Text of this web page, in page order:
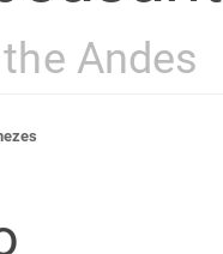
Andes